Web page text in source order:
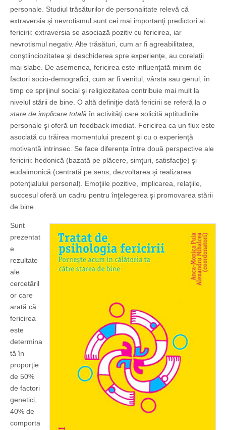
personale. Studiul trăsăturilor de personalitate relevă că
extraversia şi nevrotismul sunt cei mai importanţi predictori ai
fericirii: extraversia se asociază pozitiv cu fericirea, iar
nevrotismul negativ. Alte trăsături, cum ar fi agreabilitatea,
conştiinciozitatea şi deschiderea spre experienţe, au corelaţii
mai slabe. De asemenea, fericirea este influenţată minim de
factori socio-demografici, cum ar fi venitul, vârsta sau genul, în
timp ce sprijinul social şi religiozitatea contribuie mai mult la
nivelul stării de bine. O altă definiţie dată fericirii se referă la o
stare de implicare totală în activităţi care solicită aptitudinile
personale şi oferă un feedback imediat. Fericirea ca un flux este
asociată cu trăirea momentului prezent şi cu o experienţă
motivantă intrinsec. Se face diferenţa între două perspective ale
fericirii: hedonică (bazată pe plăcere, simţuri, satisfacţie) şi
eudaimonică (centrată pe sens, dezvoltarea şi realizarea
potenţialului personal). Emoţiile pozitive, implicarea, relaţiile,
succesul oferă un cadru pentru înţelegerea şi promovarea stării
de bine.
Sunt
prezentat
e
rezultate
ale
cercetăril
or care
arată că
fericirea
este
determina
tă în
proporţie
de 50%
de factori
genetici,
40% de
comporta